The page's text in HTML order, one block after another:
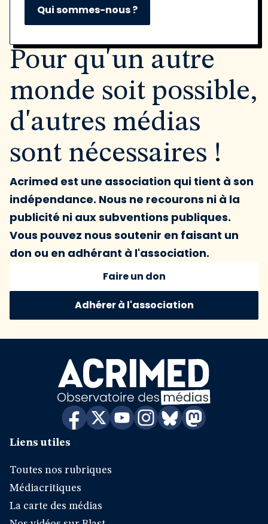
Qui sommes-nous ?
Pour qu'un autre
monde soit possible,
d'autres médias
sont nécessaires !
Acrimed est une association qui tient à son
indépendance. Nous ne recourons ni à la
publicité ni aux subventions publiques.
Vous pouvez nous soutenir en faisant un
don ou en adhérant à l'association.
Faire un don
Adhérer à l'association
Liens utiles
Toutes nos rubriques
Médiacritiques
La carte des médias